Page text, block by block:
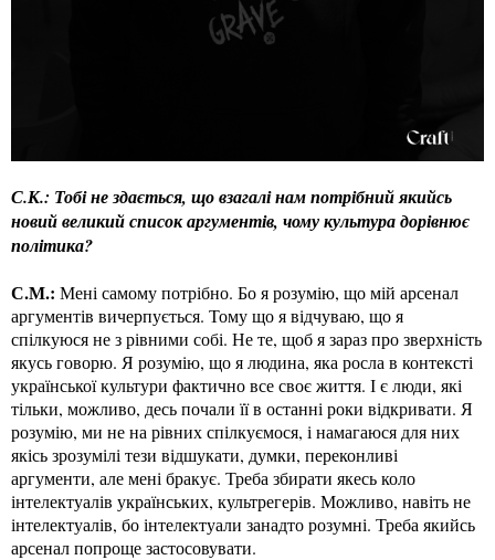
С.К.: Тобі не здається, що взагалі нам потрібний якийсь
новий великий список аргументів, чому культура дорівнює
політика?
С.М.: Мені самому потрібно. Бо я розумію, що мій арсенал
аргументів вичерпується. Тому що я відчуваю, що я
спілкуюся не з рівними собі. Не те, щоб я зараз про зверхність
якусь говорю. Я розумію, що я людина, яка росла в контексті
української культури фактично все своє життя. І є люди, які
тільки, можливо, десь почали її в останні роки відкривати. Я
розумію, ми не на рівних спілкуємося, і намагаюся для них
якісь зрозумілі тези відшукати, думки, переконливі
аргументи, але мені бракує. Треба збирати якесь коло
інтелектуалів українських, культрегерів. Можливо, навіть не
інтелектуалів, бо інтелектуали занадто розумні. Треба якийсь
арсенал попроще застосовувати.